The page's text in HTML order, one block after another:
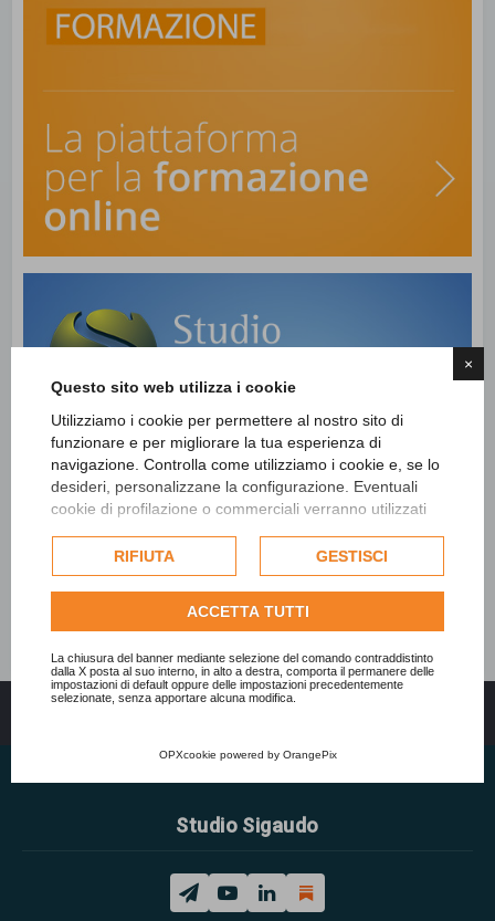
×
Questo sito web utilizza i cookie
Utilizziamo i cookie per permettere al nostro sito di
funzionare e per migliorare la tua esperienza di
navigazione. Controlla come utilizziamo i cookie e, se lo
desideri, personalizzane la configurazione. Eventuali
cookie di profilazione o commerciali verranno utilizzati
dell'utente e, se consentito, potrebbero essere utilizzati
per personalizzare gli annunci pubblicitari. Per ulteriori
informazioni su come Google utilizza i dati raccolti,
politica sulla privacy di Google
Consulta l'informativa cookie completa.
RIFIUTA GESTISCI
ACCETTA TUTTI
La chiusura del banner mediante selezione del comando contraddistinto
dalla X posta al suo interno, in alto a destra, comporta il permanere delle
impostazioni di default oppure delle impostazioni precedentemente
selezionate, senza apportare alcuna modifica.
OPXcookie powered by OrangePix
Studio Sigaudo